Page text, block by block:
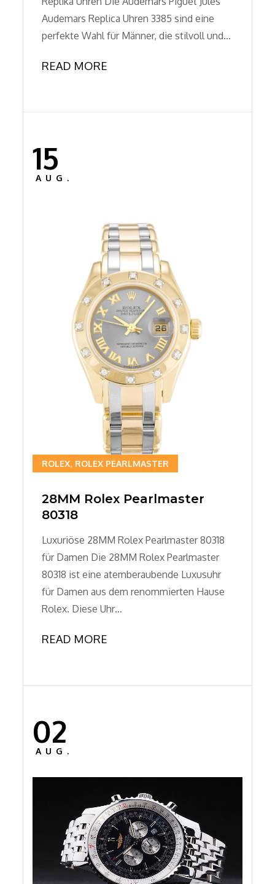
Audemars Replica Uhren 3385 sind eine
perfekte Wahl für Männer, die stilvoll und…
READ MORE
Posted
on
15
AUG.
ROLEX ROLEX PEARLMASTER
28MM Rolex Pearlmaster
80318
Luxuriöse 28MM Rolex Pearlmaster 80318
für Damen Die 28MM Rolex Pearlmaster
80318 ist eine atemberaubende Luxusuhr
für Damen aus dem renommierten Hause
Rolex. Diese Uhr…
READ MORE
Posted
on
02
AUG.